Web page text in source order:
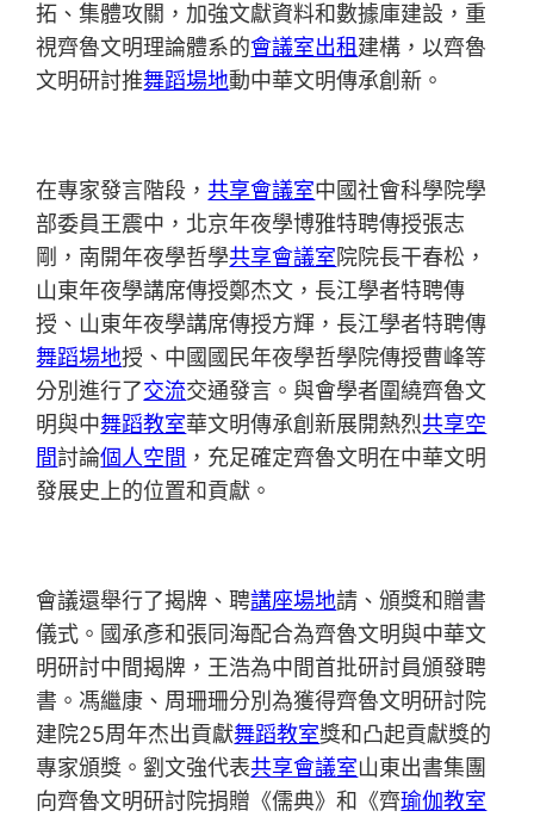
拓、集體攻關，加強文獻資料和數據庫建設，重
視齊魯文明理論體系的會議室出租建構，以齊魯
文明研討推舞蹈場地動中華文明傳承創新。
在專家發言階段，共享會議室中國社會科學院學
部委員王震中，北京年夜學博雅特聘傳授張志
剛，南開年夜學哲學共享會議室院院長干春松，
山東年夜學講席傳授鄭杰文，長江學者特聘傳
授、山東年夜學講席傳授方輝，長江學者特聘傳
舞蹈場地授、中國國民年夜學哲學院傳授曹峰等
分別進行了交流交通發言。與會學者圍繞齊魯文
明與中舞蹈教室華文明傳承創新展開熱烈共享空
間討論個人空間 ，充足確定齊魯文明在中華文明
發展史上的位置和貢獻。
會議還舉行了揭牌、聘講座場地請、頒獎和贈書
儀式。國承彥和張同海配合為齊魯文明與中華文
明研討中間揭牌，王浩為中間首批研討員頒發聘
書。馮繼康、周珊珊分別為獲得齊魯文明研討院
建院25周年杰出貢獻舞蹈教室獎和凸起貢獻獎的
專家頒獎。劉文強代表共享會議室山東出書集團
向齊魯文明研討院捐贈《儒典》和《齊瑜伽教室